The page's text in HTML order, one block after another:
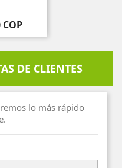
DE CLIENTES
lo más rápido